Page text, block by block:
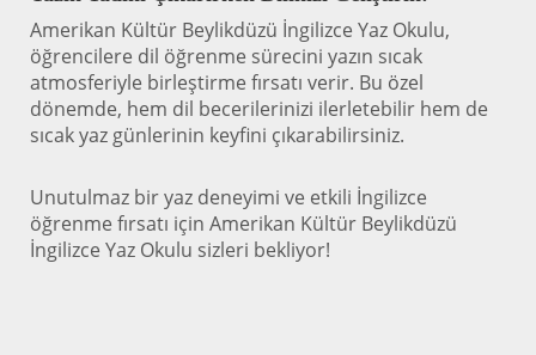
Amerikan Kültür Beylikdüzü İngilizce Yaz Okulu,
öğrencilere dil öğrenme sürecini yazın sıcak
atmosferiyle birleştirme fırsatı verir. Bu özel
dönemde, hem dil becerilerinizi ilerletebilir hem de
sıcak yaz günlerinin keyfini çıkarabilirsiniz.
Unutulmaz bir yaz deneyimi ve etkili İngilizce
öğrenme fırsatı için Amerikan Kültür Beylikdüzü
İngilizce Yaz Okulu sizleri bekliyor!